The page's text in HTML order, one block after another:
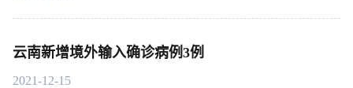
云南新增境外输入确诊病例3例
2021-12-15